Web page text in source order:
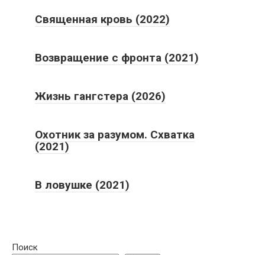
Священная кровь (2022)
Возвращение с фронта (2021)
Жизнь гангстера (2026)
Охотник за разумом. Схватка
(2021)
В ловушке (2021)
Поиск